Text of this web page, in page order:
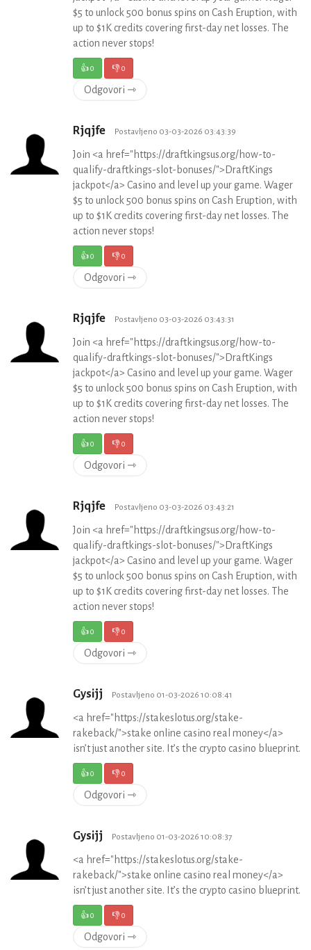
$5 to unlock 500 bonus spins on Cash Eruption, with
up to $1K credits covering first-day net losses. The
action never stops!
👍0 👎0
Odgovori ⇾
Rjqjfe Postavljeno 03-03-2026 03:43:39
Join <a href="https://draftkingsus.org/how-to-
qualify-draftkings-slot-bonuses/">DraftKings
jackpot</a> Casino and level up your game. Wager
$5 to unlock 500 bonus spins on Cash Eruption, with
up to $1K credits covering first-day net losses. The
action never stops!
👍0 👎0
Odgovori ⇾
Rjqjfe Postavljeno 03-03-2026 03:43:31
Join <a href="https://draftkingsus.org/how-to-
qualify-draftkings-slot-bonuses/">DraftKings
jackpot</a> Casino and level up your game. Wager
$5 to unlock 500 bonus spins on Cash Eruption, with
up to $1K credits covering first-day net losses. The
action never stops!
👍0 👎0
Odgovori ⇾
Rjqjfe Postavljeno 03-03-2026 03:43:21
Join <a href="https://draftkingsus.org/how-to-
qualify-draftkings-slot-bonuses/">DraftKings
jackpot</a> Casino and level up your game. Wager
$5 to unlock 500 bonus spins on Cash Eruption, with
up to $1K credits covering first-day net losses. The
action never stops!
👍0 👎0
Odgovori ⇾
Gysijj Postavljeno 01-03-2026 10:08:41
<a href="https://stakeslotus.org/stake-
rakeback/">stake online casino real money</a>
isn’t just another site. It’s the crypto casino blueprint.
👍0 👎0
Odgovori ⇾
Gysijj Postavljeno 01-03-2026 10:08:37
<a href="https://stakeslotus.org/stake-
rakeback/">stake online casino real money</a>
isn’t just another site. It’s the crypto casino blueprint.
👍0 👎0
Odgovori ⇾